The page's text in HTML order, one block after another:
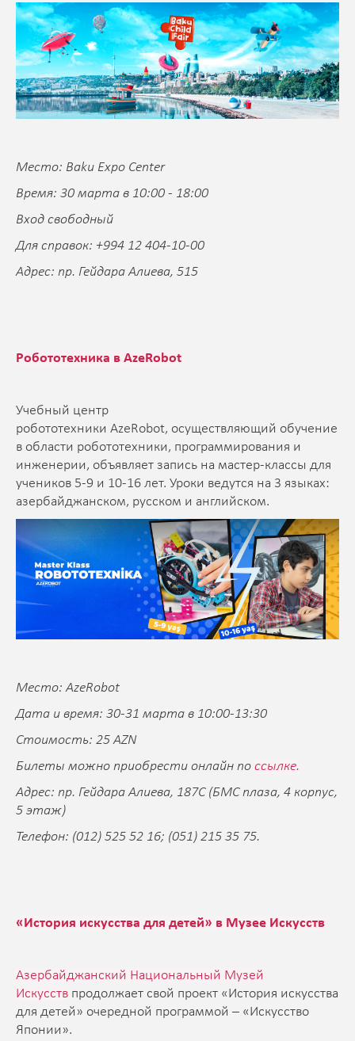
Место: Baku Expo Center
Время: 30 марта в 10:00 - 18:00
Вход свободный
Для справок: +994 12 404-10-00
Адрес: пр. Гейдара Алиева, 515
Робототехника в AzeRobot
Учебный центр
робототехники AzeRobot, осуществляющий обучение
в области робототехники, программирования и
инженерии, объявляет запись на мастер-классы для
учеников 5-9 и 10-16 лет. Уроки ведутся на 3 языках:
азербайджанском, русском и английском.
Место: AzeRobot
Дата и время: 30-31 марта в 10:00-13:30
Стоимость: 25 AZN
Билеты можно приобрести онлайн по ссылке.
Адрес: пр. Гейдара Алиева, 187C (БМС плаза, 4 корпус,
5 этаж)
Телефон: (012) 525 52 16; (051) 215 35 75.
«История искусства для детей» в Музее Искусств
Азербайджанский Национальный Музей
Искусств продолжает свой проект «История искусства
для детей» очередной программой – «Искусство
Японии».